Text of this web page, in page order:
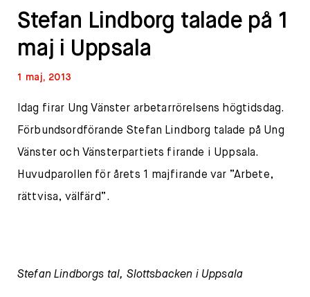
Stefan Lindborg talade på 1
maj i Uppsala
1 maj, 2013
Idag firar Ung Vänster arbetarrörelsens högtidsdag.
Förbundsordförande Stefan Lindborg talade på Ung
Vänster och Vänsterpartiets firande i Uppsala.
Huvudparollen för årets 1 majfirande var ”Arbete,
rättvisa, välfärd”.
Stefan Lindborgs tal, Slottsbacken i Uppsala